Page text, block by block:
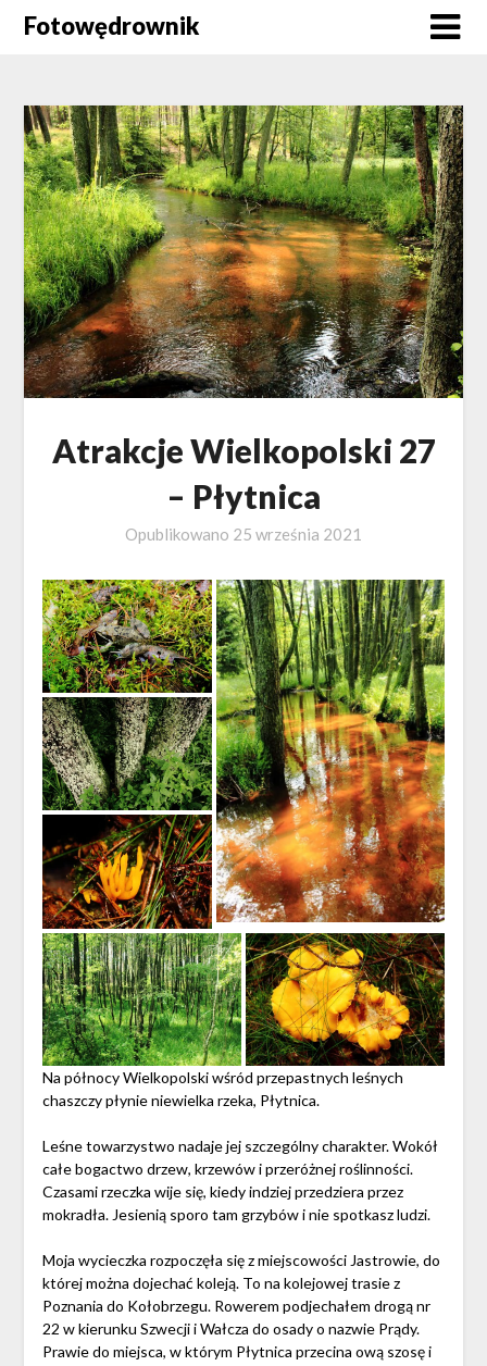
SkipFotowędrownik
Atrakcje Wielkopolski 27
– Płytnica
Opublikowano 25 września 2021
Na północy Wielkopolski wśród przepastnych leśnych
chaszczy płynie niewielka rzeka, Płytnica.
Leśne towarzystwo nadaje jej szczególny charakter. Wokół
całe bogactwo drzew, krzewów i przeróżnej roślinności.
Czasami rzeczka wije się, kiedy indziej przedziera przez
mokradła. Jesienią sporo tam grzybów i nie spotkasz ludzi.
Moja wycieczka rozpoczęła się z miejscowości Jastrowie, do
której można dojechać koleją. To na kolejowej trasie z
Poznania do Kołobrzegu. Rowerem podjechałem drogą nr
22 w kierunku Szwecji i Wałcza do osady o nazwie Prądy.
Prawie do miejsca, w którym Płytnica przecina ową szosę i